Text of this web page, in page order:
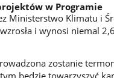
w Programie
Ministerstwo Klimatu i
i wynosi niemal
zostanie
będzie towarzyszyć